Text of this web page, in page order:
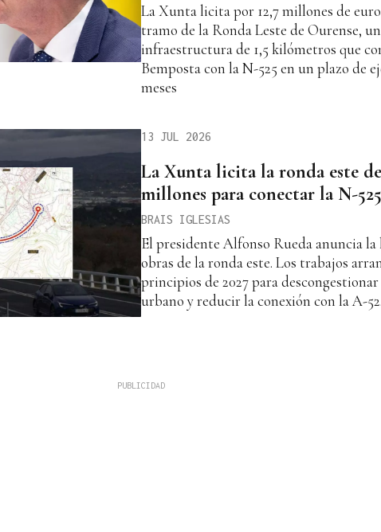
La Xunta licita por 12,7 millones de
tramo de la Ronda Leste de Ourense,
infraestructura de 1,5 kilómetros que
Bemposta con la N-525 en un plazo de
meses
13 JUL 2026
La Xunta licita la ronda este de
millones para conectar la N-
BRAIS IGLESIAS
El presidente Alfonso Rueda anuncia
obras de la ronda este. Los trabajos
principios de 2027 para
urbano y reducir la conexión con la A-52.